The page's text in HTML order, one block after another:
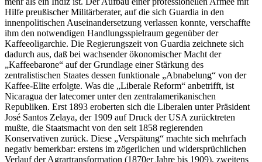
Hilfe preußischer Militärberater, auf die sich Guardia in den
innenpolitischen Auseinandersetzung verlassen konnte, verschaffte
ihm den notwendigen Handlungsspielraum gegenüber der
Kaffeeoligarchie. Die Regierungszeit von Guardia zeichnete sich
dadurch aus, daß bei wachsender ökonomischer Macht der
„Kaffeebarone“ auf der Grundlage einer Stärkung des
zentralistischen Staates dessen funktionale „Abnabelung“ von der
Kaffee-Elite erfolgte. Was die „Liberale Reform“ anbetrifft, ist
Nicaragua der latecomer unter den zentralamerikanischen
Republiken. Erst 1893 eroberten sich die Liberalen unter Präsident
José Santos Zelaya, der 1909 auf Druck der USA zurücktreten
mußte, die Staatsmacht von den seit 1858 regierenden
Konservativen zurück. Diese „Verspätung“ machte sich mehrfach
negativ bemerkbar: erstens im zögerlichen und widersprüchlichen
Verlauf der Agrartransformation (1870er Jahre bis 1909), zweitens